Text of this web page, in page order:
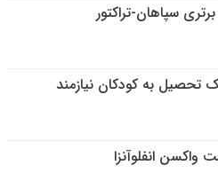
سپاهان-تراکتور
تحصیل به کودکان نیازمند
انفلوآنزا